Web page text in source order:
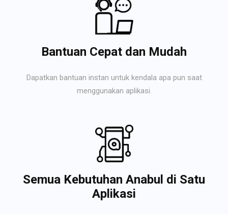
Bantuan Cepat dan Mudah
Dapatkan bantuan instan untuk kendala apa pun saat
menggunakan aplikasi.
Semua Kebutuhan Anabul di Satu
Aplikasi